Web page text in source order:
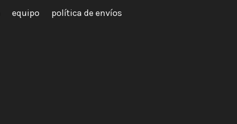
equipo política de envíos